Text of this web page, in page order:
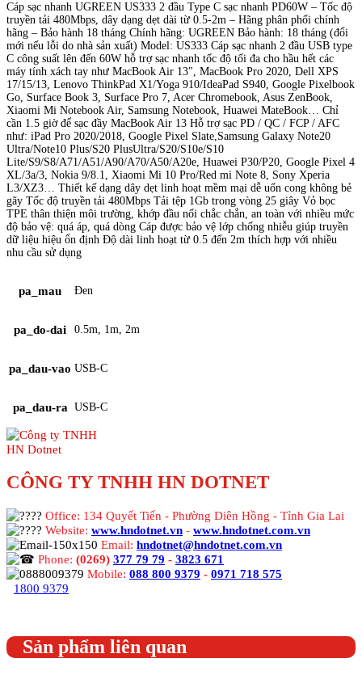
Cáp sạc nhanh UGREEN US333 2 đầu Type C sạc nhanh PD60W – Tốc độ
truyền tải 480Mbps, dây dạng dẹt dài từ 0.5-2m – Hãng phân phối chính
hãng – Bảo hành 18 tháng Chính hãng: UGREEN Bảo hành: 18 tháng (đổi
mới nếu lỗi do nhà sản xuất) Model: US333 Cáp sạc nhanh 2 đầu USB type
C công suất lên đến 60W hỗ trợ sạc nhanh tốc độ tối đa cho hầu hết các
máy tính xách tay như MacBook Air 13″, MacBook Pro 2020, Dell XPS
17/15/13, Lenovo ThinkPad X1/Yoga 910/IdeaPad S940, Google Pixelbook
Go, Surface Book 3, Surface Pro 7, Acer Chromebook, Asus ZenBook,
Xiaomi Mi Notebook Air, Samsung Notebook, Huawei MateBook… Chỉ
cần 1.5 giờ để sạc đầy MacBook Air 13 Hỗ trợ sạc PD / QC / FCP / AFC
như: iPad Pro 2020/2018, Google Pixel Slate,Samsung Galaxy Note20
Ultra/Note10 Plus/S20 PlusUltra/S20/S10e/S10
Lite/S9/S8/A71/A51/A90/A70/A50/A20e, Huawei P30/P20, Google Pixel 4
XL/3a/3, Nokia 9/8.1, Xiaomi Mi 10 Pro/Red mi Note 8, Sony Xperia
L3/XZ3… Thiết kế dạng dây dẹt linh hoạt mềm mại dễ uốn cong không bẻ
gãy Tốc độ truyền tải 480Mbps Tải tệp 1Gb trong vòng 25 giây Vỏ bọc
TPE thân thiện môi trường, khớp đầu nối chắc chắn, an toàn với nhiều mức
độ bảo vệ: quá áp, quá dòng Cáp được bảo vệ lớp chống nhiễu giúp truyền
dữ liệu hiệu ổn định Độ dài linh hoạt từ 0.5 đến 2m thích hợp với nhiều
nhu cầu sử dụng
pa_mau Đen
pa_do-dai 0.5m, 1m, 2m
pa_dau-vao USB-C
pa_dau-ra USB-C
CÔNG TY TNHH HN DOTNET
Office: 134 Quyết Tiến - Phường Diên Hồng - Tỉnh Gia Lai
Website: www.hndotnet.vn - www.hndotnet.com.vn
Email: hndotnet@hndotnet.com.vn
Phone: (0269) 377 79 79 - 3823 671
Mobile: 088 800 9379 - 0971 718 575
1800 9379
Sản phẩm liên quan